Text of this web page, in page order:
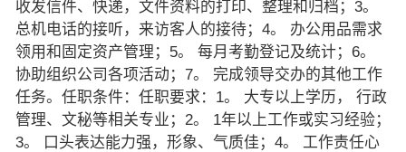
收发信件、快递，文件资料的打印、整理和归档；3。
总机电话的接听，来访客人的接待；4。 办公用品需求
领用和固定资产管理；5。 每月考勤登记及统计；6。
协助组织公司各项活动；7。 完成领导交办的其他工作
任务。任职条件：任职要求：1。 大专以上学历， 行政
管理、文秘等相关专业；2。 1年以上工作或实习经验；
3。 口头表达能力强，形象、气质佳；4。 工作责任心